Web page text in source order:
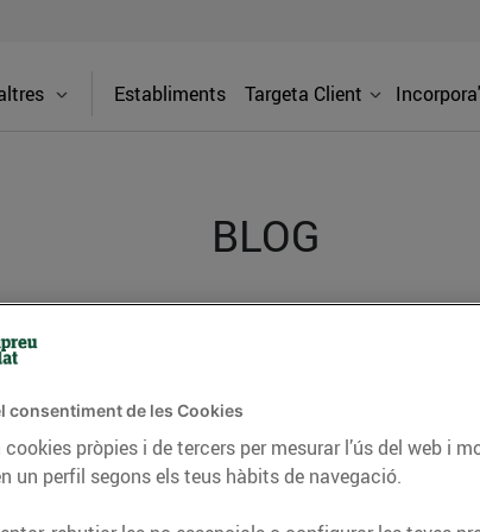
Establiments Targeta Client
BLOG
consells nutricionals, informació
CONSELLS I HÀBITS SALUDABLES ENERGIA
consentiment de les Cookies
pròpies i de tercers per mesurar l’ús del web i
un perfil segons els teus hàbits de navegació.